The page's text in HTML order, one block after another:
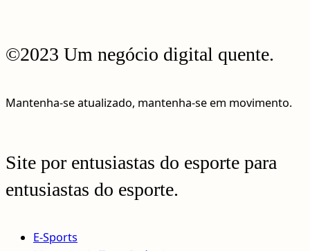
©2023 Um negócio digital quente.
Mantenha-se atualizado, mantenha-se em movimento.
Site por entusiastas do esporte para
entusiastas do esporte.
E-Sports